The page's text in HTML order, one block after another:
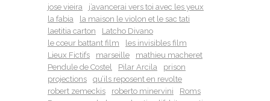
jose vieira
j’avancerai vers toi avec les yeux
la fabia
la maison le violon et le sac tati
laetitia carton
Latcho Divano
le cœur battant film
les invisibles film
Lieux Fictifs
marseille
mathieu macheret
Pendule de Costel
Pilar Arcila
prison
projections
qu’ils reposent en revolte
robert zemeckis
roberto minervini
Roms